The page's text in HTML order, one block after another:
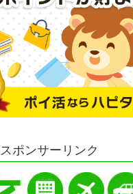
スポンサーリンク